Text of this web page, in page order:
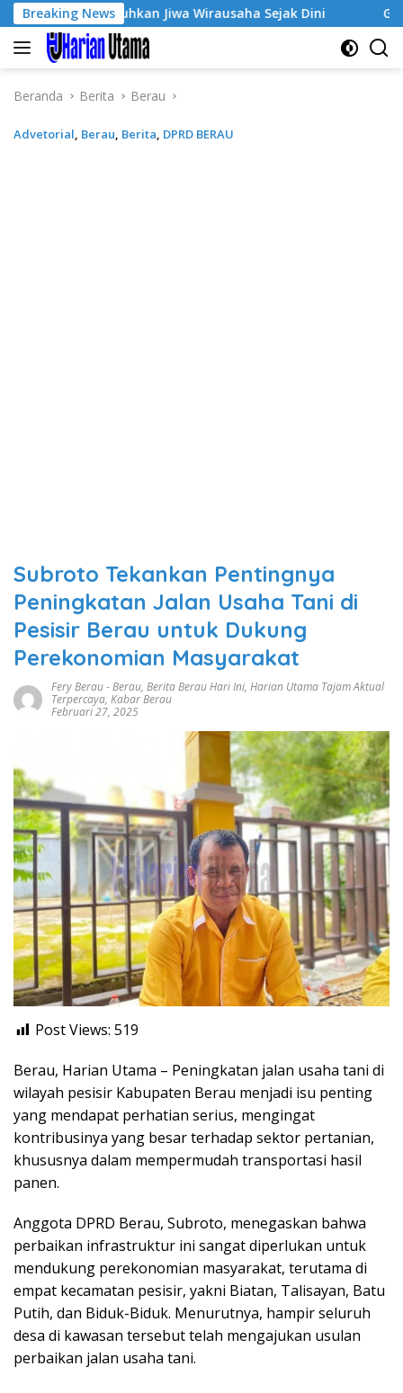
Langsung
ke
konten
Breaking News
Tumbuhkan Jiwa Wirausaha Sejak Dini GratisPol
Beranda Berita Berau
Advetorial, Berau, Berita, DPRD BERAU
Subroto Tekankan Pentingnya
Peningkatan Jalan Usaha Tani di
Pesisir Berau untuk Dukung
Perekonomian Masyarakat
Fery Berau-Berau, Berita Berau Hari Ini, Harian Utama Tajam Aktual
Terpercaya, Kabar Berau
Februari 27, 2025
Post Views: 519
Berau, Harian Utama – Peningkatan jalan usaha tani di
wilayah pesisir Kabupaten Berau menjadi isu penting
yang mendapat perhatian serius, mengingat
kontribusinya yang besar terhadap sektor pertanian,
khususnya dalam mempermudah transportasi hasil
panen.
Anggota DPRD Berau, Subroto, menegaskan bahwa
perbaikan infrastruktur ini sangat diperlukan untuk
mendukung perekonomian masyarakat, terutama di
empat kecamatan pesisir, yakni Biatan, Talisayan, Batu
Putih, dan Biduk-Biduk. Menurutnya, hampir seluruh
desa di kawasan tersebut telah mengajukan usulan
perbaikan jalan usaha tani.